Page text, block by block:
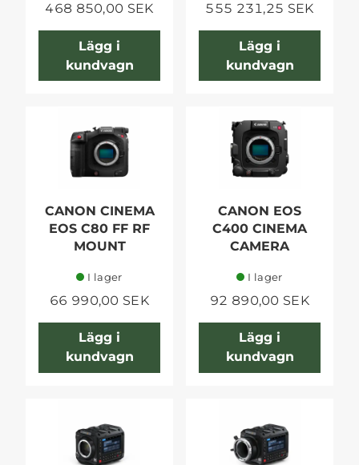
468 850,00 SEK
Lägg i
kundvagn
555 231,25 SEK
Lägg i
kundvagn
CANON CINEMA
EOS C80 FF RF
MOUNT
I lager
66 990,00 SEK
Lägg i
kundvagn
CANON EOS
C400 CINEMA
CAMERA
I lager
92 890,00 SEK
Lägg i
kundvagn